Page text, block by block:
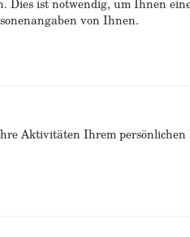
Dies ist notwendig, um Ihnen
von Ihnen.
Aktivitäten Ihrem